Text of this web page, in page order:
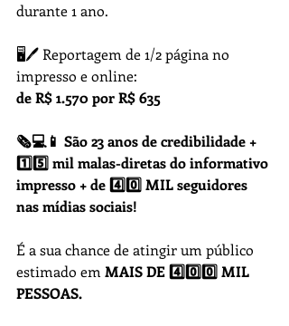
durante 1 ano.
🖥🖊 Reportagem de 1/2 página no
impresso e online:
de R$ 1.570 por R$ 635
🗞💻📱 São 23 anos de credibilidade +
1️⃣5️⃣ mil malas-diretas do informativo
impresso + de 4️⃣0️⃣ MIL seguidores
nas mídias sociais!
É a sua chance de atingir um público
estimado em MAIS DE 4️⃣0️⃣0️⃣ MIL
PESSOAS.